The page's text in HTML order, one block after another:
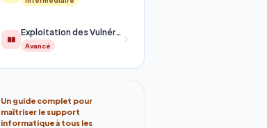
Exploitation des Vulnérabilités Réseau : Architecture Interne et Techniques Avancées de Kali Linux
Avancé
Un guide complet pour
maîtriser le support
informatique à tous les